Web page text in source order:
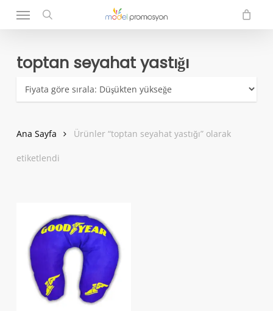
search
Menu
toptan seyahat yastığı
Ana Sayfa Ürünler “toptan seyahat yastığı” olarak
etiketlendi